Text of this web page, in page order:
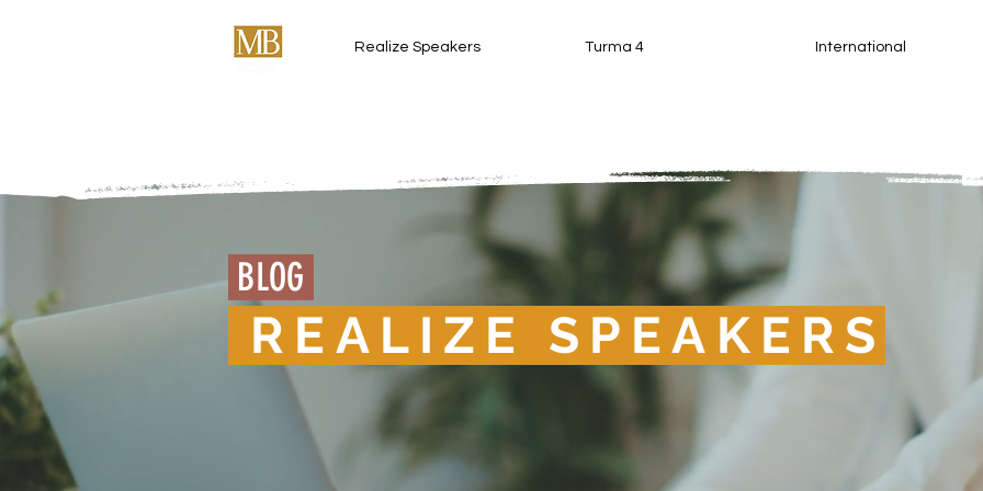
Realize Speakers Turma 4 International
BLOG
REALIZE SPEAKERS